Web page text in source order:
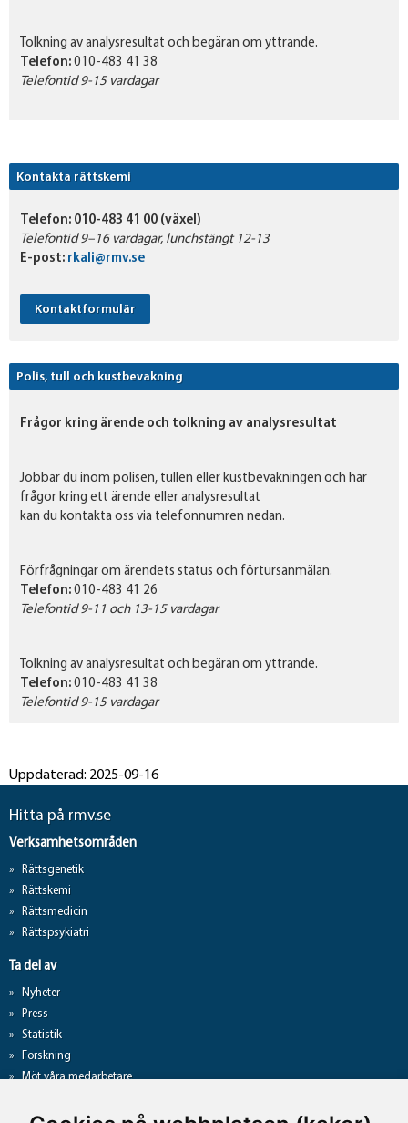
Tolkning av analysresultat och begäran om yttrande.
Telefon: 010-483 41 38
Telefontid 9-15 vardagar
Kontakta rättskemi
Telefon: 010-483 41 00 (växel)
Telefontid 9–16 vardagar, lunchstängt 12-13
E-post: rkali@rmv.se
Kontaktformulär
Polis, tull och kustbevakning
Frågor kring ärende och tolkning av analysresultat
Jobbar du inom polisen, tullen eller kustbevakningen och har
frågor kring ett ärende eller analysresultat
kan du kontakta oss via telefonnumren nedan.
Förfrågningar om ärendets status och förtursanmälan.
Telefon: 010-483 41 26
Telefontid 9-11 och 13-15 vardagar
Tolkning av analysresultat och begäran om yttrande.
Telefon: 010-483 41 38
Telefontid 9-15 vardagar
Uppdaterad: 2025-09-16
Hitta på rmv.se
Verksamhetsområden
Rättsgenetik
Rättskemi
Rättsmedicin
Rättspsykiatri
Ta del av
Nyheter
Press
Statistik
Forskning
Möt våra medarbetare